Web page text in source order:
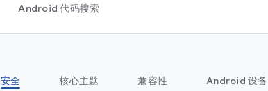
Android 代码搜索
安全 核心主题 兼容性 Android 设备